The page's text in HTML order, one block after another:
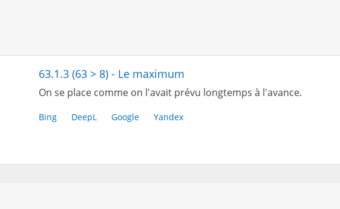
63.1.3 (63 > 8) - Le maximum
On se place comme on l'avait prévu longtemps à l'avance.
Bing DeepL Google Yandex